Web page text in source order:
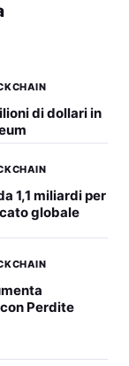
di dollari in
1,1 miliardi per
globale
Perdite